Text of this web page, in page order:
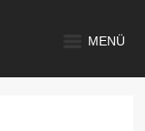
MENÜ